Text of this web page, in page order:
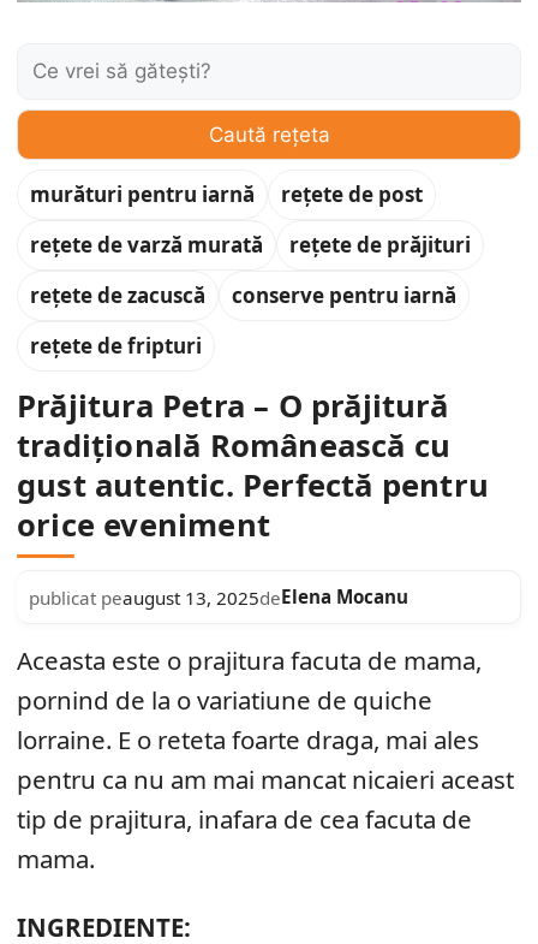
Caută:
Caută rețeta
murături pentru iarnă
rețete de post
rețete de varză murată
rețete de prăjituri
rețete de zacuscă
conserve pentru iarnă
rețete de fripturi
Prăjitura Petra – O prăjitură
tradițională Românească cu
gust autentic. Perfectă pentru
orice eveniment
publicat peaugust 13, 2025deElena Mocanu
Aceasta este o prajitura facuta de mama,
pornind de la o variatiune de quiche
lorraine. E o reteta foarte draga, mai ales
pentru ca nu am mai mancat nicaieri aceast
tip de prajitura, inafara de cea facuta de
mama.
INGREDIENTE: